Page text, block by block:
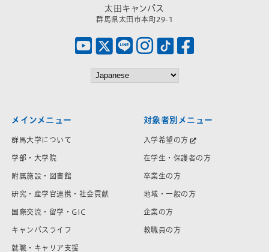
太田キャンパス
群馬県太田市本町29-1
メインメニュー
群馬大学について
学部・大学院
附属施設・図書館
研究・産学官連携・社会貢献
国際交流・留学・GIC
キャンパスライフ
就職・キャリア支援
対象者別メニュー
入学希望の方
在学生・保護者の方
卒業生の方
地域・一般の方
企業の方
教職員の方